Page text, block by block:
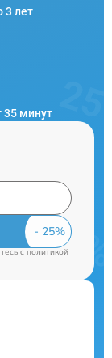
3 лет
35 минут
cполитикой